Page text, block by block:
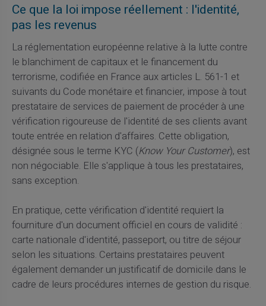
Ce que la loi impose réellement : l'identité,
pas les revenus
La réglementation européenne relative à la lutte contre
le blanchiment de capitaux et le financement du
terrorisme, codifiée en France aux articles L. 561-1 et
suivants du Code monétaire et financier, impose à tout
prestataire de services de paiement de procéder à une
vérification rigoureuse de l'identité de ses clients avant
toute entrée en relation d'affaires. Cette obligation,
désignée sous le terme KYC (Know Your Customer), est
non négociable. Elle s'applique à tous les prestataires,
sans exception.
En pratique, cette vérification d'identité requiert la
fourniture d'un document officiel en cours de validité :
carte nationale d'identité, passeport, ou titre de séjour
selon les situations. Certains prestataires peuvent
également demander un justificatif de domicile dans le
cadre de leurs procédures internes de gestion du risque.